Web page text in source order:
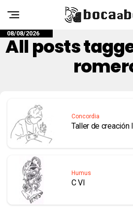
08/08/2026
All posts
Concordia
Taller de creación
Humus
C VI